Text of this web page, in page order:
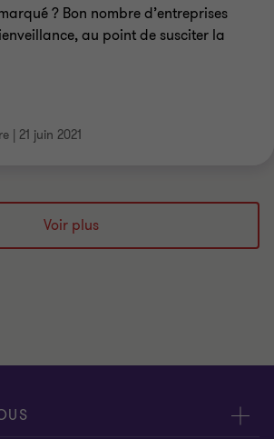
? Bon nombre d’entreprises
au point de susciter la
21 juin 2021
Voir plus